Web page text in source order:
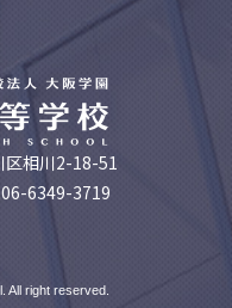
区相川2-18-51
6349-3719
All right reserved.